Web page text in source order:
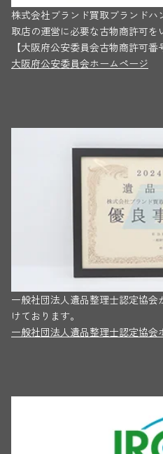
株式会社ブランド買取ブランド
取店の運営に必要な古物商許可を
【大阪府公安委員会古物商許可
大阪府公安委員会ホームページ
一般社団法人遺品整理士認定協
けております。
一般社団法人遺品整理士認定協会